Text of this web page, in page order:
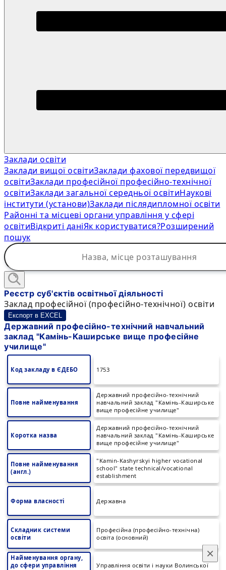
Заклади освіти
Заклади вищої освітиЗаклади фахової передвищої
освітиЗаклади професійної професійно-технічної
освітиЗаклади загальної середньої освітиНаукові
інститути (установи)Заклади післядипломної освіти
Районні та місцеві органи управління у сфері
освітиВідкриті даніЯк користуватися?Розширений
пошук
×
Реєстр суб'єктів освітньої діяльності
Заклад професійної (професійно-технічної) освіти
Експорт в EXCEL
Державний професійно-технічний навчальний
заклад "Камінь-Каширське вище професійне
училище"
Код закладу в ЄДЕБО 1753
Повне найменування
Державний професійно-технічний
навчальний заклад "Камінь-Каширське
вище професійне училище"
Коротка назва
Державний професійно-технічний
навчальний заклад "Камінь-Каширське
вище професійне училище"
Повне найменування
(англ.)
"Kamin-Kashyrskyi higher vocational
school" state technical/vocational
establishment
Форма власності Державна
Складник системи
освіти
Професійна (професійно-технічна)
освіта (основний)
Найменування органу,
до сфери управління
Управління освіти і науки Волинської